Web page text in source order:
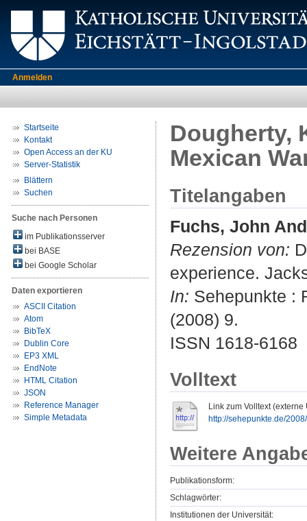
Anmelden
Startseite
Kontakt
Open Access an der KU
Server-Statistik
Blättern
Suchen
Suche nach Personen
im Publikationsserver
bei BASE
bei Google Scholar
Daten exportieren
ASCII Citation
Atom
BibTeX
Dublin Core
EP3 XML
EndNote
HTML Citation
JSON
Reference Manager
Simple Metadata
Dougherty,
Mexican
Titelangaben
Fuchs, John
Rezension von:
experience.
In: Sehepunkte :
(2008) 9.
ISSN 1618-6168
Volltext
Link zum Volltext (externe
http://sehepunkte.de/
Weitere
Publikationsform:
Schlagwörter:
Institutionen der Universität: